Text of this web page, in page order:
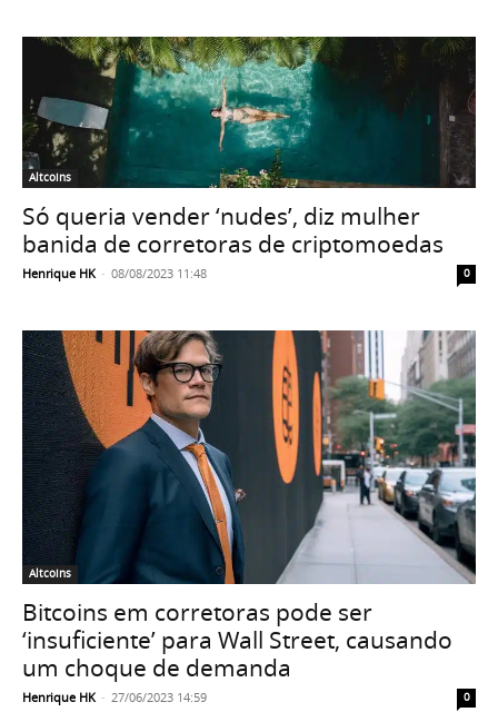
Altcoins
Só queria vender ‘nudes’, diz mulher
banida de corretoras de criptomoedas
Henrique HK - 08/08/2023 11:48 0
Altcoins
Bitcoins em corretoras pode ser
‘insuficiente’ para Wall Street, causando
um choque de demanda
Henrique HK - 27/06/2023 14:59 0